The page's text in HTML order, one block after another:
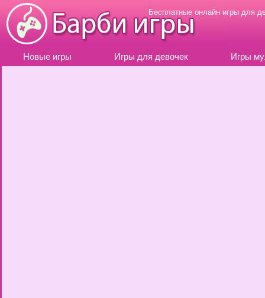
Бесплатные онлайн игры для
Новые игры Игры для девочек Игры